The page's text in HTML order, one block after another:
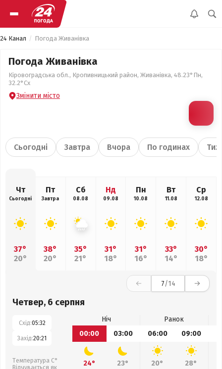
24 Канал Погода Живанівка
Погода Живанівка
Кіровоградська обл., Кропивницький район, Живанівка, 48.23°Пн,
32.2°Сх
Змінити місто
Сьогодні Завтра Вчора По годинах
Чт
Сьогодні
37°
20°
Пт
Завтра
38°
20°
Сб
08.08
35°
21°
Нд
09.08
31°
18°
Пн
10.08
31°
16°
Вт
11.08
33°
14°
Ср
12.08
30°
18°
7/14
Четвер, 6 серпня
Схід:05:32
Захід:20:21
Температура С°
Відчувається як
Ніч
Ранок
00:00
03:00 06:00 09:00
24° 23° 20° 28°